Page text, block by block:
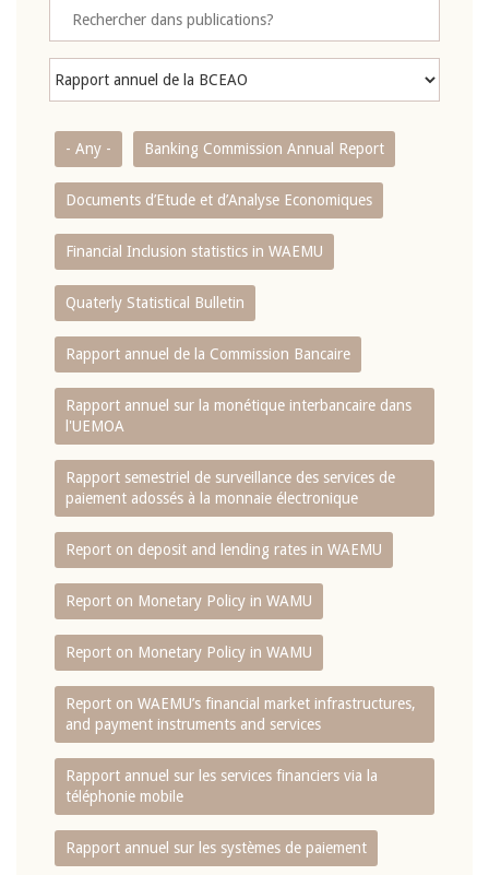
- Any - Banking Commission Annual Report
Documents d’Etude et d’Analyse Economiques
Financial Inclusion statistics in WAEMU
Quaterly Statistical Bulletin
Rapport annuel de la Commission Bancaire
Rapport annuel sur la monétique interbancaire dans
l'UEMOA
Rapport semestriel de surveillance des services de
paiement adossés à la monnaie électronique
Report on deposit and lending rates in WAEMU
Report on Monetary Policy in WAMU
Report on Monetary Policy in WAMU
Report on WAEMU’s financial market infrastructures,
and payment instruments and services
Rapport annuel sur les services financiers via la
téléphonie mobile
Rapport annuel sur les systèmes de paiement